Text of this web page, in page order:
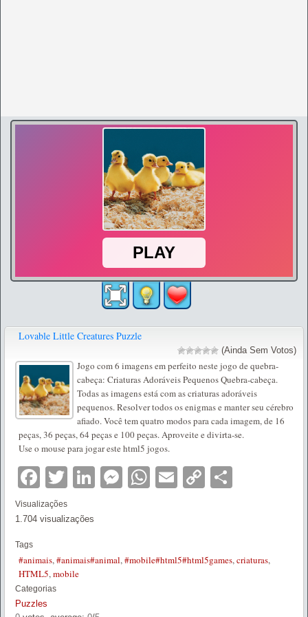
Lovable Little Creatures Puzzle
(Ainda Sem Votos)
Jogo com 6 imagens em perfeito neste jogo de quebra-
cabeça: Criaturas Adoráveis Pequenos Quebra-cabeça.
Todas as imagens está com as criaturas adoráveis
pequenos. Resolver todos os enigmas e manter seu cérebro
afiado. Você tem quatro modos para cada imagem, de 16
peças, 36 peças, 64 peças e 100 peças. Aproveite e divirta-se.
Use o mouse para jogar este html5 jogos.
Facebook
TwitterLinkedIn
Messenger
WhatsApp
EmailCopy
Visualizações
1.704 visualizações
Tags
#animais,#animais#animal,#mobile#html5#html5games,criaturas,
HTML5,mobile
Categorias
Puzzles